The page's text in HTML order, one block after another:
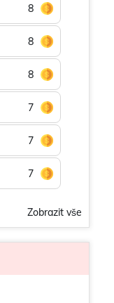
8
8
8
7
7
7
Zobrazit vše